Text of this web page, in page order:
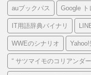
auブックパス Google ト
IT用語辞典バイナリ
WWEのシナリオ
“ サツマイモのコリアンダ